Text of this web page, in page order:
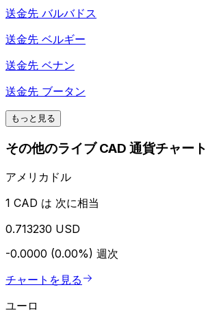
送金先 バルバドス
送金先 ベルギー
送金先 ベナン
送金先 ブータン
もっと見る
その他のライブ CAD 通貨チャート
アメリカドル
1 CAD は 次に相当
0.713230 USD
-0.0000 (0.00%) 週次
チャートを見る
ユーロ